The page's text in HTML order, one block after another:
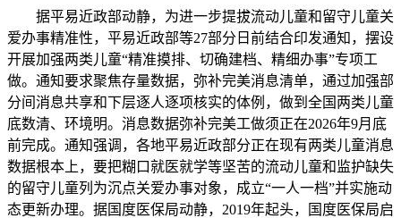
据平易近政部动静，为进一步提拔流动儿童和留守儿童关
爱办事精准性，平易近政部等27部分日前结合印发通知，摆设
开展加强两类儿童“精准摸排、切确建档、精细办事”专项工
做。通知要求聚焦存量数据，弥补完美消息清单，通过加强部
分间消息共享和下层逐人逐项核实的体例，做到全国两类儿童
底数清、环境明。消息数据弥补完美工做须正在2026年9月底
前完成。通知强调，各地平易近政部分正在现有两类儿童消息
数据根本上，要把糊口就医就学等坚苦的流动儿童和监护缺失
的留守儿童列为沉点关爱办事对象，成立“一人一档”并实施动
态更新办理。据国度医保局动静，2019年起头，国度医保局启